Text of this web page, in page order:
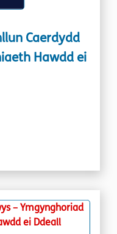
Caerdydd
Hawdd ei